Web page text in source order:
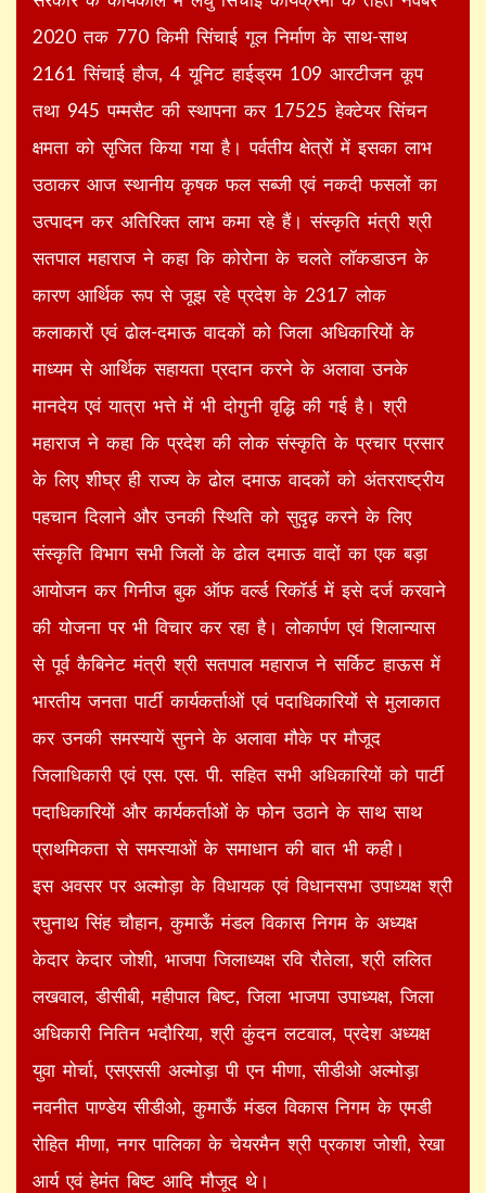
2020 तक 770 किमी सिंचाई गूल निर्माण के साथ-साथ
2161 सिंचाई हौज, 4 यूनिट हाईड्रम 109 आरटीजन कूप
तथा 945 पम्मसैट की स्थापना कर 17525 हेक्टेयर सिंचन
क्षमता को सृजित किया गया है। पर्वतीय क्षेत्रों में इसका लाभ
उठाकर आज स्थानीय कृषक फल सब्जी एवं नकदी फसलों का
उत्पादन कर अतिरिक्त लाभ कमा रहे हैं। संस्कृति मंत्री श्री
सतपाल महाराज ने कहा कि कोरोना के चलते लॉकडाउन के
कारण आर्थिक रूप से जूझ रहे प्रदेश के 2317 लोक
कलाकारों एवं ढोल-दमाऊ वादकों को जिला अधिकारियों के
माध्यम से आर्थिक सहायता प्रदान करने के अलावा उनके
मानदेय एवं यात्रा भत्ते में भी दोगुनी वृद्धि की गई है। श्री
महाराज ने कहा कि प्रदेश की लोक संस्कृति के प्रचार प्रसार
के लिए शीघ्र ही राज्य के ढोल दमाऊ वादकों को अंतरराष्ट्रीय
पहचान दिलाने और उनकी स्थिति को सुदृढ़ करने के लिए
संस्कृति विभाग सभी जिलों के ढोल दमाऊ वादों का एक बड़ा
आयोजन कर गिनीज बुक ऑफ वर्ल्ड रिकॉर्ड में इसे दर्ज करवाने
की योजना पर भी विचार कर रहा है। लोकार्पण एवं शिलान्यास
से पूर्व कैबिनेट मंत्री श्री सतपाल महाराज ने सर्किट हाऊस में
भारतीय जनता पार्टी कार्यकर्ताओं एवं पदाधिकारियों से मुलाकात
कर उनकी समस्यायें सुनने के अलावा मौके पर मौजूद
जिलाधिकारी एवं एस. एस. पी. सहित सभी अधिकारियों को पार्टी
पदाधिकारियों और कार्यकर्ताओं के फोन उठाने के साथ साथ
प्राथमिकता से समस्याओं के समाधान की बात भी कही।
इस अवसर पर अल्मोड़ा के विधायक एवं विधानसभा उपाध्यक्ष श्री
रघुनाथ सिंह चौहान, कुमाऊँ मंडल विकास निगम के अध्यक्ष
केदार केदार जोशी, भाजपा जिलाध्यक्ष रवि रौतेला, श्री ललित
लखवाल, डीसीबी, महीपाल बिष्ट, जिला भाजपा उपाध्यक्ष, जिला
अधिकारी नितिन भदौरिया, श्री कुंदन लटवाल, प्रदेश अध्यक्ष
युवा मोर्चा, एसएससी अल्मोड़ा पी एन मीणा, सीडीओ अल्मोड़ा
नवनीत पाण्डेय सीडीओ, कुमाऊँ मंडल विकास निगम के एमडी
रोहित मीणा, नगर पालिका के चेयरमैन श्री प्रकाश जोशी, रेखा
आर्य एवं हेमंत बिष्ट आदि मौजूद थे।